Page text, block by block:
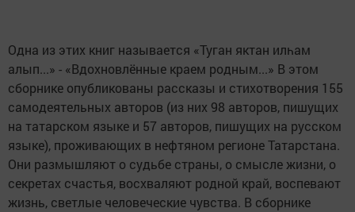
Одна из этих книг называется «Туган яктан илһам
алып...» - «Вдохновлённые краем родным...» В этом
сборнике опубликованы рассказы и стихотворения 155
самодеятельных авторов (из них 98 авторов, пишущих
на татарском языке и 57 авторов, пишущих на русском
языке), проживающих в нефтяном регионе Татарстана.
Они размышляют о судьбе страны, о смысле жизни, о
секретах счастья, восхваляют родной край, воспевают
жизнь, светлые человеческие чувства. В сборнике